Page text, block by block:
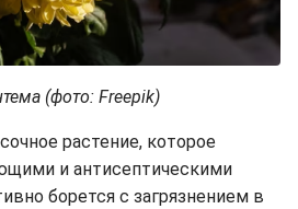
(фото: Freepik)
растение, которое
и антисептическими
борется с загрязнением в